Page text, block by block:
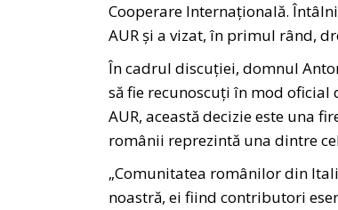
Cooperare Internațională.
AUR și a vizat, în primul rând,
În cadrul discuției, domnul
să fie recunoscuți în mod
AUR, această decizie este una
românii reprezintă una dintre
„Comunitatea românilor din
noastră, ei fiind contributori